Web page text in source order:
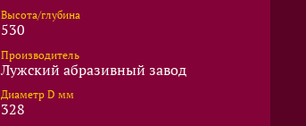
Высота/глубина
530
Производитель
Лужский абразивный завод
Диаметр D мм
328